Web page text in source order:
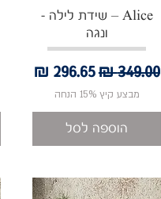
תצוגה מהירה
Alice – שידת לילה -
ונגה
מחיר רגיל‏349.00 ‏₪ מחיר מבצע‏296.65 ‏₪
מבצע קיץ 15% הנחה
הוספה לסל